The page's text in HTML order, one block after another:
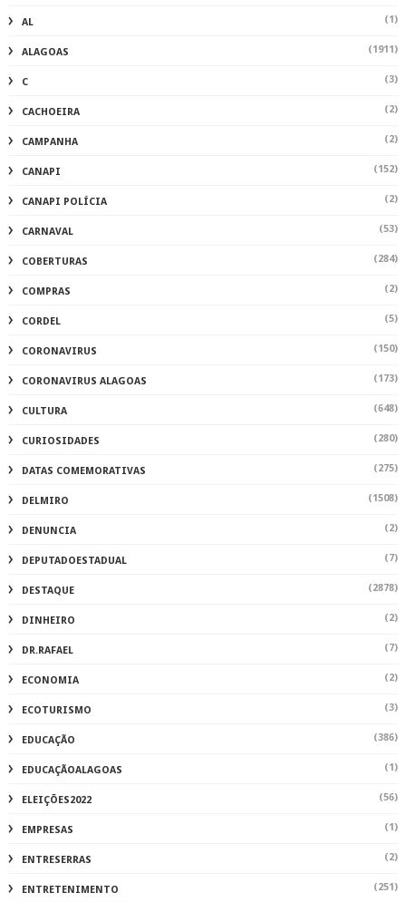
AL (1)
ALAGOAS (1911)
C (3)
CACHOEIRA (2)
CAMPANHA (2)
CANAPI (152)
CANAPI POLÍCIA (2)
CARNAVAL (53)
COBERTURAS (284)
COMPRAS (2)
CORDEL (5)
CORONAVIRUS (150)
CORONAVIRUS ALAGOAS (173)
CULTURA (648)
CURIOSIDADES (280)
DATAS COMEMORATIVAS (275)
DELMIRO (1508)
DENUNCIA (2)
DEPUTADOESTADUAL (7)
DESTAQUE (2878)
DINHEIRO (2)
DR.RAFAEL (7)
ECONOMIA (2)
ECOTURISMO (3)
EDUCAÇÃO (386)
EDUCAÇÃOALAGOAS (1)
ELEIÇÕES2022 (56)
EMPRESAS (1)
ENTRESERRAS (2)
ENTRETENIMENTO (251)